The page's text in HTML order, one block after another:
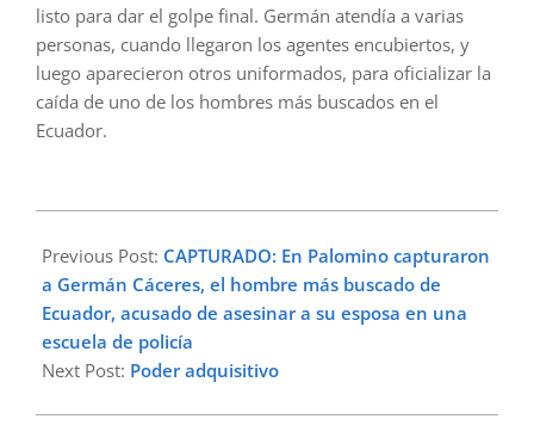
listo para dar el golpe final. Germán atendía a varias
personas, cuando llegaron los agentes encubiertos, y
luego aparecieron otros uniformados, para oficializar la
caída de uno de los hombres más buscados en el
Ecuador.
01-
09
Previous Post: CAPTURADO: En Palomino capturaron
a Germán Cáceres, el hombre más buscado de
Ecuador, acusado de asesinar a su esposa en una
escuela de policía
Next Post: Poder adquisitivo